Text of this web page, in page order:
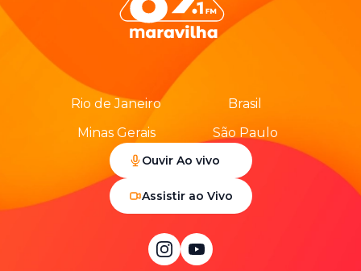
Rio de Janeiro
Brasil
Minas Gerais
São Paulo
Ouvir Ao vivo
Assistir ao Vivo